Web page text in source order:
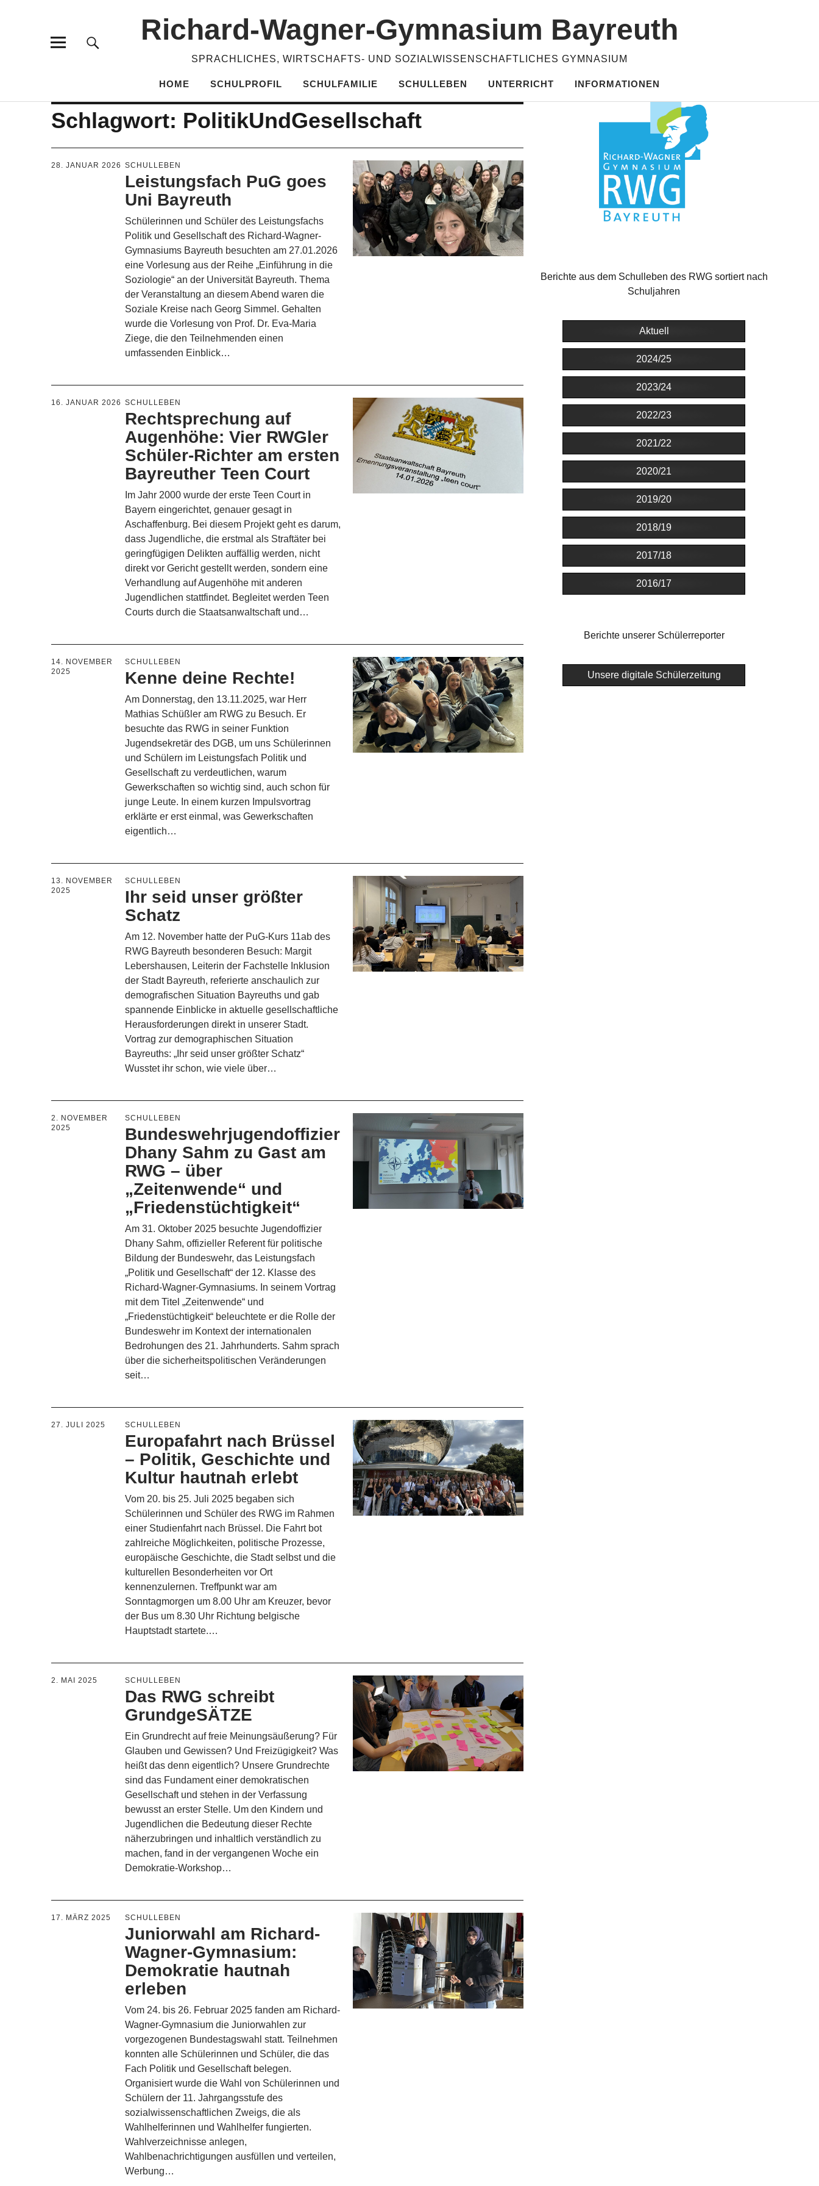
Richard-​​Wagner-​​Gymnasium Bayreuth
SPRACHLICHES, WIRTSCHAFTS- UND SOZIALWISSENSCHAFTLICHES GYMNASIUM
HOME SCHULPROFIL SCHULFAMILIE SCHULLEBEN UNTERRICHT INFORMATIONEN
Schlagwort: PolitikUndGesellschaft
28. JANUAR 2026 SCHULLEBEN
Leistungsfach PuG goes
Uni Bayreuth
Schülerinnen und Schüler des Leistungsfachs
Politik und Gesellschaft des Richard-Wagner-
Gymnasiums Bayreuth besuchten am 27.01.2026
eine Vorlesung aus der Reihe „Einführung in die
Soziologie“ an der Universität Bayreuth. Thema
der Veranstaltung an diesem Abend waren die
Soziale Kreise nach Georg Simmel. Gehalten
wurde die Vorlesung von Prof. Dr. Eva-Maria
Ziege, die den Teilnehmenden einen
umfassenden Einblick…
16. JANUAR 2026 SCHULLEBEN
Rechtsprechung auf
Augenhöhe: Vier RWGler
Schüler-Richter am ersten
Bayreuther Teen Court
Im Jahr 2000 wurde der erste Teen Court in
Bayern eingerichtet, genauer gesagt in
Aschaffenburg. Bei diesem Projekt geht es darum,
dass Jugendliche, die erstmal als Straftäter bei
geringfügigen Delikten auffällig werden, nicht
direkt vor Gericht gestellt werden, sondern eine
Verhandlung auf Augenhöhe mit anderen
Jugendlichen stattfindet. Begleitet werden Teen
Courts durch die Staatsanwaltschaft und…
14. NOVEMBER
2025
SCHULLEBEN
Kenne deine Rechte!
Am Donnerstag, den 13.11.2025, war Herr
Mathias Schüßler am RWG zu Besuch. Er
besuchte das RWG in seiner Funktion
Jugendsekretär des DGB, um uns Schülerinnen
und Schülern im Leistungsfach Politik und
Gesellschaft zu verdeutlichen, warum
Gewerkschaften so wichtig sind, auch schon für
junge Leute. In einem kurzen Impulsvortrag
erklärte er erst einmal, was Gewerkschaften
eigentlich…
13. NOVEMBER
2025
SCHULLEBEN
Ihr seid unser größter
Schatz
Am 12. November hatte der PuG-Kurs 11ab des
RWG Bayreuth besonderen Besuch: Margit
Lebershausen, Leiterin der Fachstelle Inklusion
der Stadt Bayreuth, referierte anschaulich zur
demografischen Situation Bayreuths und gab
spannende Einblicke in aktuelle gesellschaftliche
Herausforderungen direkt in unserer Stadt.
Vortrag zur demographischen Situation
Bayreuths: „Ihr seid unser größter Schatz“
Wusstet ihr schon, wie viele über…
2. NOVEMBER
2025
SCHULLEBEN
Bundeswehrjugendoffizier
Dhany Sahm zu Gast am
RWG – über
„Zeitenwende“ und
„Friedenstüchtigkeit“
Am 31. Oktober 2025 besuchte Jugendoffizier
Dhany Sahm, offizieller Referent für politische
Bildung der Bundeswehr, das Leistungsfach
„Politik und Gesellschaft“ der 12. Klasse des
Richard-Wagner-Gymnasiums. In seinem Vortrag
mit dem Titel „Zeitenwende“ und
„Friedenstüchtigkeit“ beleuchtete er die Rolle der
Bundeswehr im Kontext der internationalen
Bedrohungen des 21. Jahrhunderts. Sahm sprach
über die sicherheitspolitischen Veränderungen
seit…
27. JULI 2025 SCHULLEBEN
Europafahrt nach Brüssel
– Politik, Geschichte und
Kultur hautnah erlebt
Vom 20. bis 25. Juli 2025 begaben sich
Schülerinnen und Schüler des RWG im Rahmen
einer Studienfahrt nach Brüssel. Die Fahrt bot
zahlreiche Möglichkeiten, politische Prozesse,
europäische Geschichte, die Stadt selbst und die
kulturellen Besonderheiten vor Ort
kennenzulernen. Treffpunkt war am
Sonntagmorgen um 8.00 Uhr am Kreuzer, bevor
der Bus um 8.30 Uhr Richtung belgische
Hauptstadt startete.…
2. MAI 2025 SCHULLEBEN
Das RWG schreibt
GrundgeSÄTZE
Ein Grundrecht auf freie Meinungsäußerung? Für
Glauben und Gewissen? Und Freizügigkeit? Was
heißt das denn eigentlich? Unsere Grundrechte
sind das Fundament einer demokratischen
Gesellschaft und stehen in der Verfassung
bewusst an erster Stelle. Um den Kindern und
Jugendlichen die Bedeutung dieser Rechte
näherzubringen und inhaltlich verständlich zu
machen, fand in der vergangenen Woche ein
Demokratie-Workshop…
17. MÄRZ 2025 SCHULLEBEN
Juniorwahl am Richard-
Wagner-Gymnasium:
Demokratie hautnah
erleben
Vom 24. bis 26. Februar 2025 fanden am Richard-
Wagner-Gymnasium die Juniorwahlen zur
vorgezogenen Bundestagswahl statt. Teilnehmen
konnten alle Schülerinnen und Schüler, die das
Fach Politik und Gesellschaft belegen.
Organisiert wurde die Wahl von Schülerinnen und
Schülern der 11. Jahrgangsstufe des
sozialwissenschaftlichen Zweigs, die als
Wahlhelferinnen und Wahlhelfer fungierten.
Wahlverzeichnisse anlegen,
Wahlbenachrichtigungen ausfüllen und verteilen,
Werbung…
Berichte aus dem Schulleben des RWG sortiert nach
Schuljahren
Aktuell
2024/25
2023/24
2022/23
2021/22
2020/21
2019/20
2018/19
2017/18
2016/17
Berichte unserer Schülerreporter
Unsere digitale Schülerzeitung